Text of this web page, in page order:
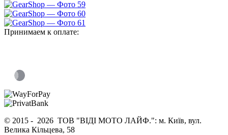
Принимаем к оплате:
© 2015 - 2026 ТОВ "ВІДІ МОТО ЛАЙФ.": м. Київ, вул.
Велика Кільцева, 58